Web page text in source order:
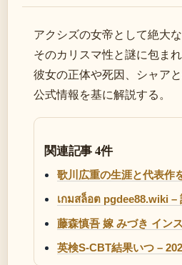
アクシズの女帝として絶大
そのカリスマ性と謎に包ま
彼女の正体や死因、シャア
公式情報を基に解説する。
関連記事 4件
歌川広重の生涯と代表作
เกมสล็อต pgdee88.wiki –
藤森慎吾 嫁 みづき イン
英検S-CBT結果いつ –